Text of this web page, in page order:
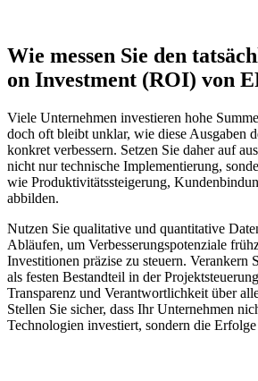
Wie messen Sie den
on Investment (ROI) von
Viele Unternehmen investieren hohe
doch oft bleibt unklar, wie diese Ausgaben
konkret verbessern. Setzen Sie daher auf
nicht nur technische Implementierung,
wie Produktivitätssteigerung,
abbilden.
Nutzen Sie qualitative und quantitative
Abläufen, um Verbesserungspotenziale
Investitionen präzise zu steuern. Verankern
als festen Bestandteil in der
Transparenz und Verantwortlichkeit über
Stellen Sie sicher, dass Ihr Unternehmen
Technologien investiert, sondern die